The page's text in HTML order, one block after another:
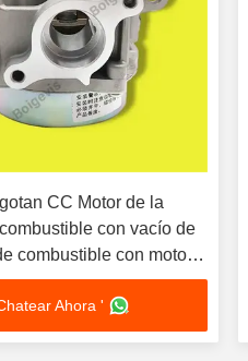
CC Motor de la
con vacío de
combustible con motor
directo
Ahora '